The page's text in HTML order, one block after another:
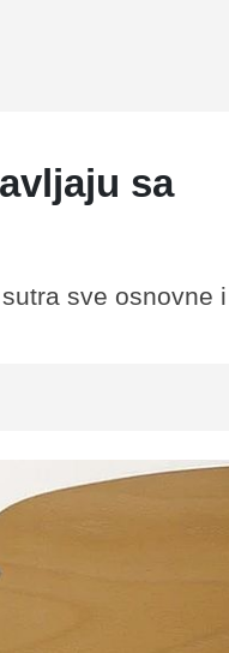
sa
sve osnovne i